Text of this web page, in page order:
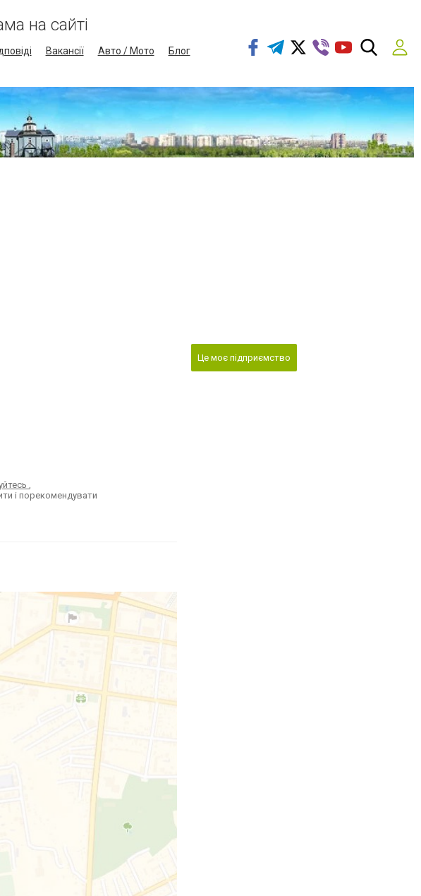
на сайті
Вакансії Авто / Мото
Блог
,
і порекомендувати
Це моє підприємство